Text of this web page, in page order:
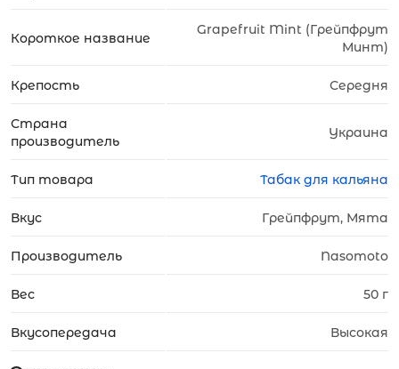
Короткое название
Grapefruit Mint (Грейпфрут
Минт)
Крепость Середня
Страна
производитель
Украина
Тип товара Табак для кальяна
Вкус Грейпфрут, Мята
Производитель Nasomoto
Вес 50 г
Вкусопередача Высокая